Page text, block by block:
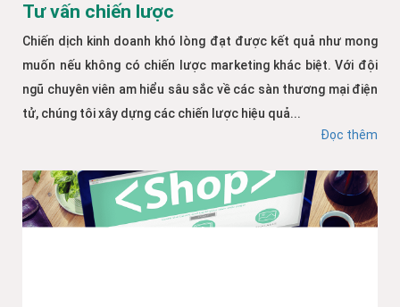
Tư vấn chiến lược
Chiến dịch kinh doanh khó lòng đạt được kết quả như mong
muốn nếu không có chiến lược marketing khác biệt. Với đội
ngũ chuyên viên am hiểu sâu sắc về các sàn thương mại điện
tử, chúng tôi xây dựng các chiến lược hiệu quả...
Đọc thêm